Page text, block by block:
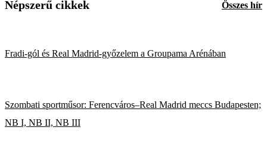
Népszerű cikkek Összes hír
Fradi-gól és Real Madrid-győzelem a Groupama Arénában
Szombati sportműsor: Ferencváros–Real Madrid meccs Budapesten;
NB I, NB II, NB III